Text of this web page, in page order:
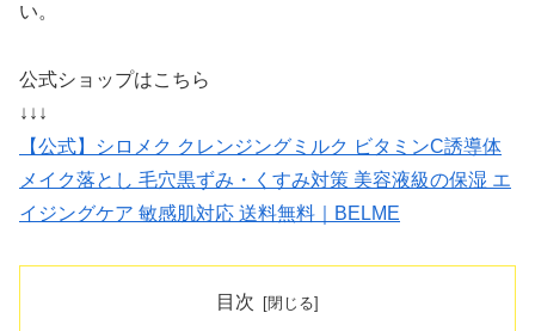
い。
公式ショップはこちら
↓↓↓
【公式】シロメク クレンジングミルク ビタミンC誘導体
メイク落とし 毛穴黒ずみ・くすみ対策 美容液級の保湿 エ
イジングケア 敏感肌対応 送料無料｜BELME
目次